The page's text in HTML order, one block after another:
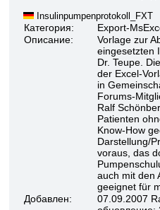
Insulinpumpenprotokoll_FXT
Категория:
Export-
Описание:
Vorlage zur
eingesetzten
Dr. Teupe.
der Excel-
in
Forums-
Ralf
Patienten
Know-How
Darstellung/
voraus, das
auch mit den
geeignet für
Добавлен:
07.09.2007